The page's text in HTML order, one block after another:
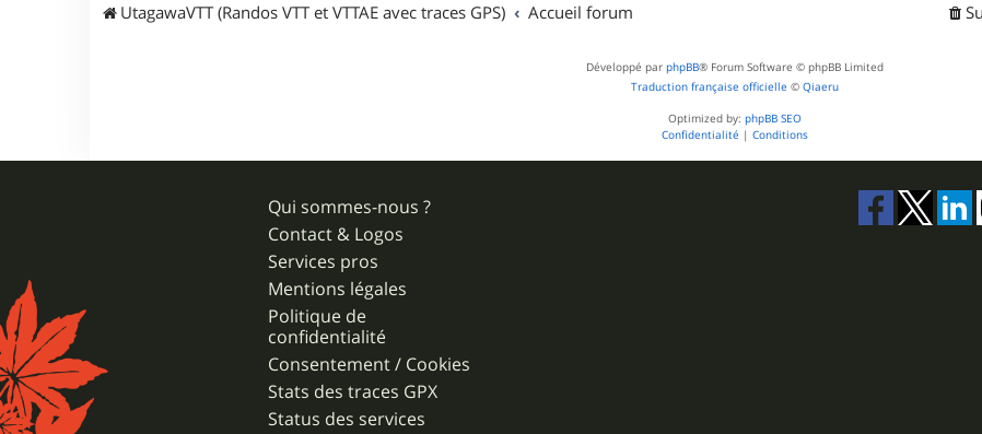
UtagawaVTT (Randos VTT et VTTAE avec traces GPS) Accueil forum
Développé par phpBB® Forum Software © phpBB Limited
Traduction française officielle © Qiaeru
Optimized by: phpBB SEO
Confidentialité | Conditions
Qui sommes-nous ?
Contact & Logos
Services pros
Mentions légales
Politique de
confidentialité
Consentement / Cookies
Stats des traces GPX
Status des services